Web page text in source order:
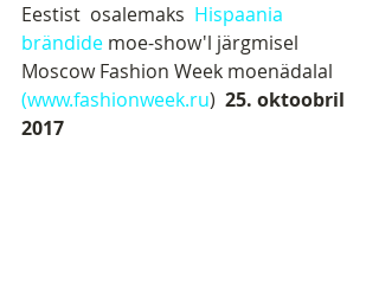
Eestist  osalemaks Hispaania
brändide moe-show'l järgmisel
Moscow Fashion Week moenädalal
(www.fashionweek.ru) 25. oktoobril
2017